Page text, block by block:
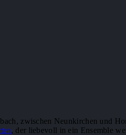
zwischen Neunkirchen und
, der liebevoll in ein Ensemble